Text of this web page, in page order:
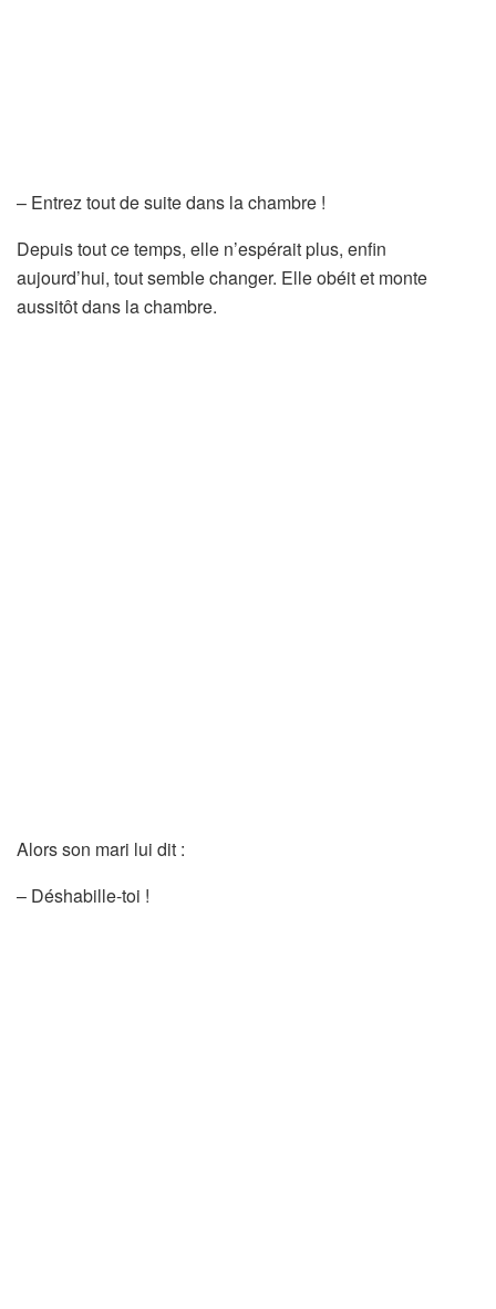
– Entrez tout de suite dans la chambre !
Depuis tout ce temps, elle n’espérait plus, enfin
aujourd’hui, tout semble changer. Elle obéit et monte
aussitôt dans la chambre.
Alors son mari lui dit :
– Déshabille-toi !